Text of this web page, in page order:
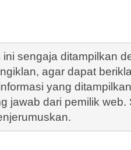
sengaja ditampilkan
agar dapat
yang
jawab dari pemilik